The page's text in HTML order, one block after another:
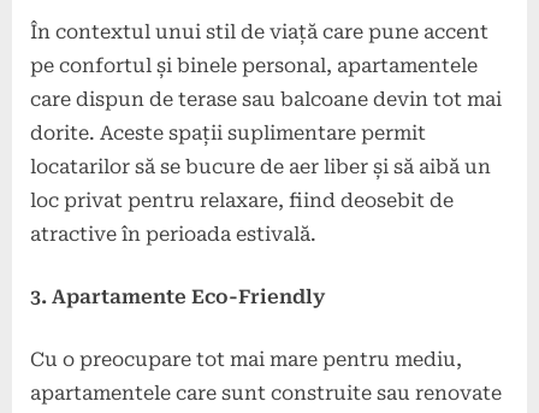
În contextul unui stil de viață care pune accent
pe confortul și binele personal, apartamentele
care dispun de terase sau balcoane devin tot mai
dorite. Aceste spații suplimentare permit
locatarilor să se bucure de aer liber și să aibă un
loc privat pentru relaxare, fiind deosebit de
atractive în perioada estivală.
3. Apartamente Eco-Friendly
Cu o preocupare tot mai mare pentru mediu,
apartamentele care sunt construite sau renovate